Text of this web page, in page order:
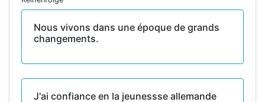
Nous vivons dans une époque de grands
changements.
J'ai confiance en la jeunessse allemande